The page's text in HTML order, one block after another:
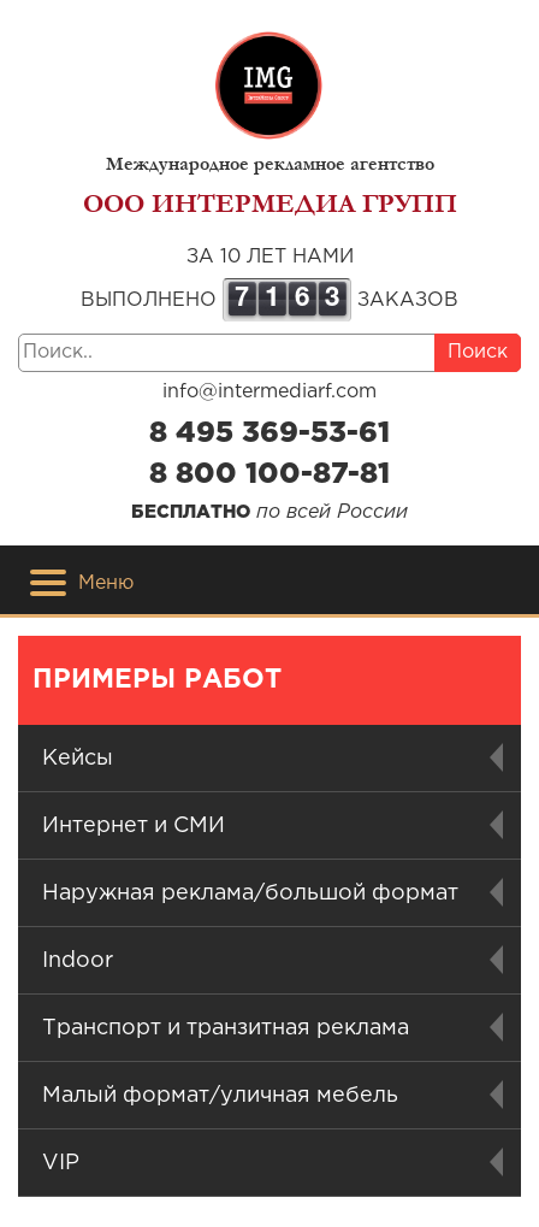
Международное рекламное агентство
ООО ИНТЕРМЕДИА ГРУПП
ЗА 10 ЛЕТ НАМИ
ВЫПОЛНЕНО 7 1 6 3 ЗАКАЗОВ
Поиск
info@intermediarf.com
8 495 369-53-61
8 800 100-87-81
БЕСПЛАТНО по всей России
Меню
ПРИМЕРЫ РАБОТ
Кейсы
Интернет и СМИ
Наружная реклама/большой формат
Indoor
Транспорт и транзитная реклама
Малый формат/уличная мебель
VIP